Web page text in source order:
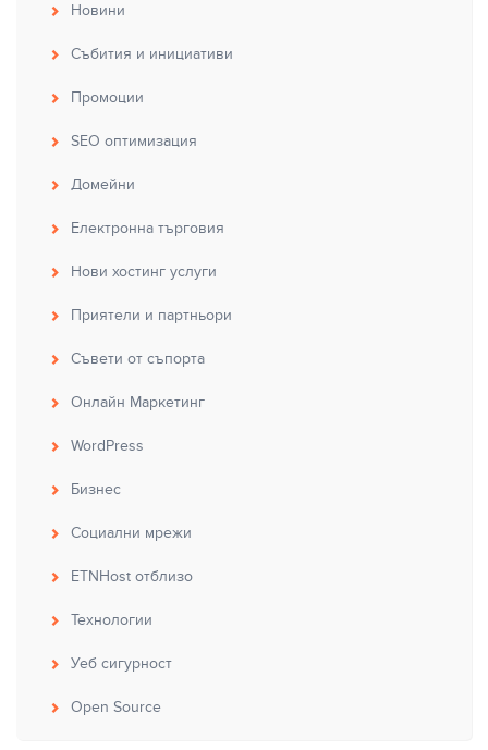
Новини
Събития и инициативи
Промоции
SEO оптимизация
Домейни
Електронна търговия
Нови хостинг услуги
Приятели и партньори
Съвети от съпорта
Онлайн Маркетинг
WordPress
Бизнес
Социални мрежи
ETNHost отблизо
Технологии
Уеб сигурност
Open Source